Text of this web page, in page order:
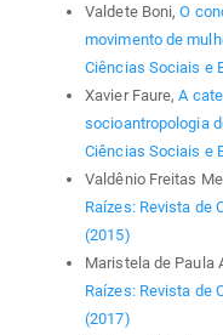
Valdete Boni,O
movimento de
Ciências Sociais e
Xavier Faure,A
socioantropologia
Ciências Sociais e
Valdênio Freitas
Raízes: Revista de
(2015)
Maristela de Paula
Raízes: Revista de
(2017)